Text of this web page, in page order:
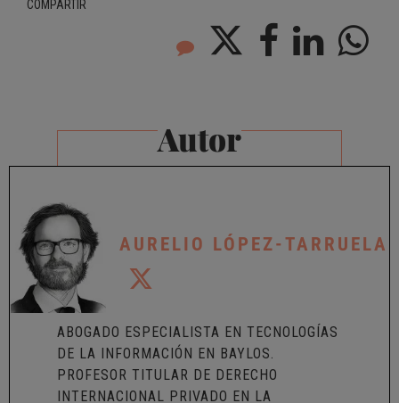
COMPARTIR
Autor
AURELIO LÓPEZ-TARRUELA
ABOGADO ESPECIALISTA EN TECNOLOGÍAS
DE LA INFORMACIÓN EN BAYLOS.
PROFESOR TITULAR DE DERECHO
INTERNACIONAL PRIVADO EN LA